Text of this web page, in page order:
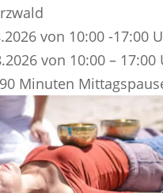
von 10:00 -17:00
von 10:00 – 17:00
Minuten